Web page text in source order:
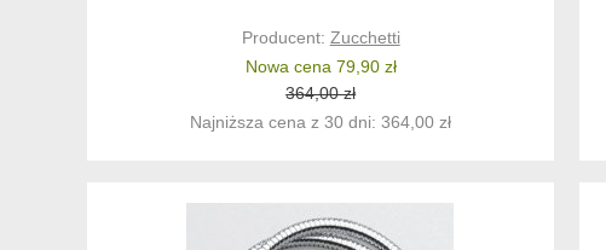
Producent: Zucchetti
Nowa cena 79,90 zł
364,00 zł
Najniższa cena z 30 dni: 364,00 zł